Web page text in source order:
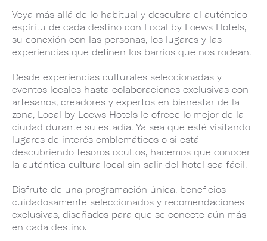
Veya más allá de lo habitual y descubra el auténtico
espíritu de cada destino con Local by Loews Hotels,
su conexión con las personas, los lugares y las
experiencias que definen los barrios que nos rodean.
Desde experiencias culturales seleccionadas y
eventos locales hasta colaboraciones exclusivas con
artesanos, creadores y expertos en bienestar de la
zona, Local by Loews Hotels le ofrece lo mejor de la
ciudad durante su estadía. Ya sea que esté visitando
lugares de interés emblemáticos o si está
descubriendo tesoros ocultos, hacemos que conocer
la auténtica cultura local sin salir del hotel sea fácil.
Disfrute de una programación única, beneficios
cuidadosamente seleccionados y recomendaciones
exclusivas, diseñados para que se conecte aún más
en cada destino.